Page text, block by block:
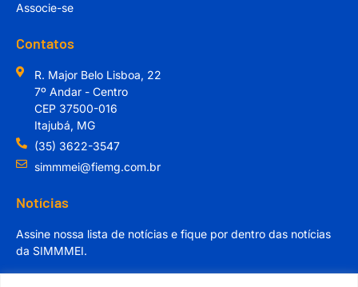
Associe-se
Contatos
R. Major Belo Lisboa, 22
7º Andar - Centro
CEP 37500-016
Itajubá, MG
(35) 3622-3547
simmmei@fiemg.com.br
Notícias
Assine nossa lista de notícias e fique por dentro das notícias
da SIMMMEI.